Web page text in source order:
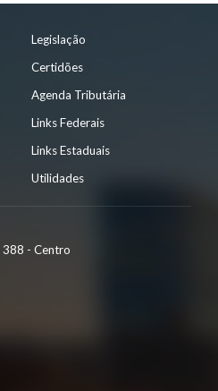
Legislação
Certidões
Agenda Tributária
Links Federais
Links Estaduais
Utilidades
388 - Centro